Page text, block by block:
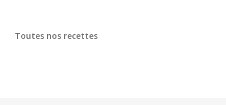
Toutes nos recettes